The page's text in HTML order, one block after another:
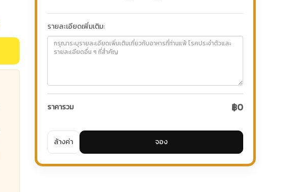
รายละเอียดเพิ่มเติม:
ราคารวม ฿0
ล้างค่า จอง